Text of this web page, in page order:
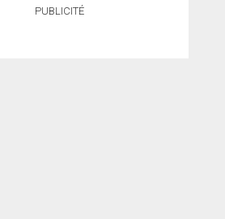
PUBLICITÉ